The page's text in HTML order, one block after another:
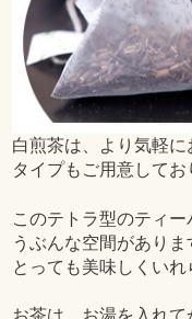
白煎茶は、より気軽
タイプもご用意してお
このテトラ型のティ
うぶんな空間があり
とっても美味しくいれ